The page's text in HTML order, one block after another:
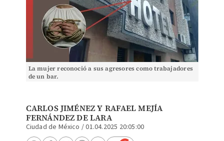
La mujer reconoció a sus agresores como trabajadores
de un bar.
CARLOS JIMÉNEZ Y RAFAEL MEJÍA
FERNÁNDEZ DE LARA
Ciudad de México /01.04.2025 20:05:00